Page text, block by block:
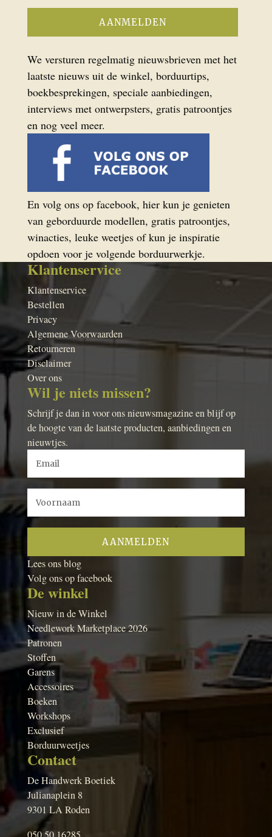
We versturen regelmatig nieuwsbrieven met het
laatste nieuws uit de winkel, borduurtips,
boekbesprekingen, speciale aanbiedingen,
interviews met ontwerpsters, gratis patroontjes
en nog veel meer.
En volg ons op facebook, hier kun je genieten
van geborduurde modellen, gratis patroontjes,
winacties, leuke weetjes of kun je inspiratie
opdoen voor je volgende borduurwerkje.
Klantenservice
Klantenservice
Bestellen
Privacy
Algemene Voorwaarden
Retourneren
Disclaimer
Over ons
Wil je niets missen?
Schrijf je dan in voor ons nieuwsmagazine en blijf op
de hoogte van de laatste producten, aanbiedingen en
nieuwtjes.
Lees ons blog
Volg ons op facebook
De winkel
Nieuw in de Winkel
Needlework Marketplace 2026
Patronen
Stoffen
Garens
Accessoires
Boeken
Workshops
Exclusief
Borduurweetjes
Contact
De Handwerk Boetiek
Julianaplein 8
9301 LA Roden